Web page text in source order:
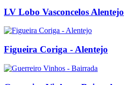
LV Lobo Vasconcelos Alentejo
Figueira Coriga - Alentejo